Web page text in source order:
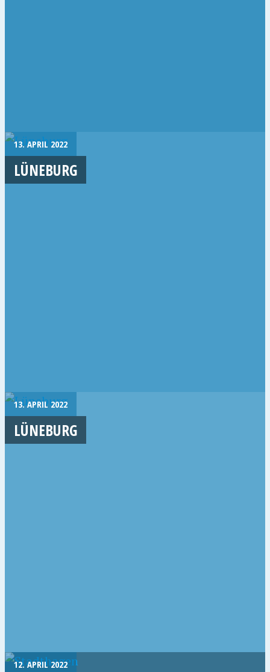
13. APRIL 2022
LÜNEBURG
13. APRIL 2022
LÜNEBURG
12. APRIL 2022